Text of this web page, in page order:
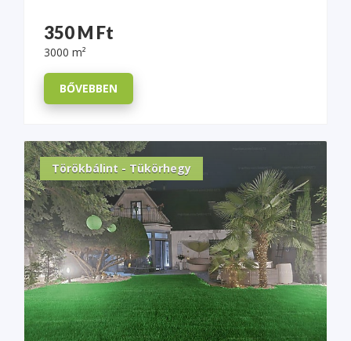
350 M Ft
3000 m²
BŐVEBBEN
Törökbálint - Tükörhegy